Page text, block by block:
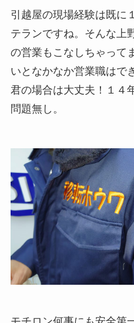
引越屋の現場経験は既に
テランですね。そんな上
の営業もこなしちゃって
いとなかなか営業職はで
君の場合は大丈夫！１４
問題無し。